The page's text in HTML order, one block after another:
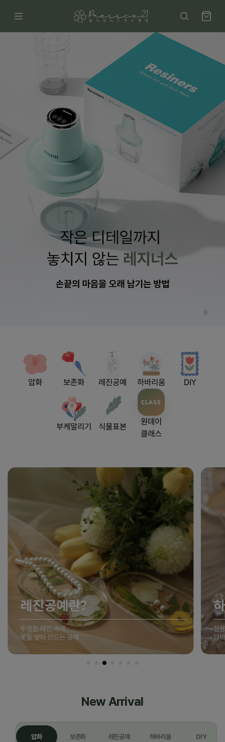
3
압화 보존화 레진공예 하바리움 DIY
부케말리기 식물표본
CLASS
원데이
클래스
레진공예란?
투명한 레진 속에
꽃을 넣어 만드는 공예
전
담
New Arrival
압화 보존화 레진공예 하바리움 DIY